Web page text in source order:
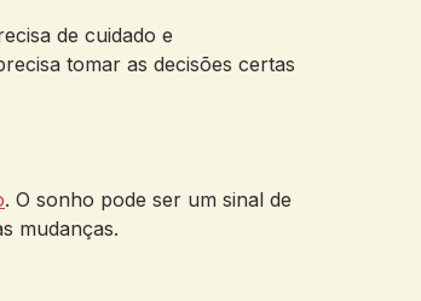
de cuidado e
tomar as decisões certas
. O sonho pode ser um sinal de
mudanças.